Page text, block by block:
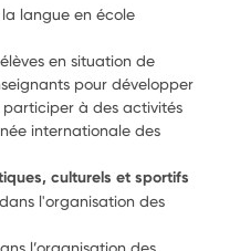
langue en école
en situation de
pour développer
à des activités
internationale des
culturels et sportifs
l'organisation des
l’organisation des